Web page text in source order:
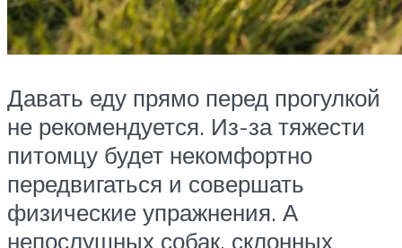
Давать еду прямо перед прогулкой
не рекомендуется. Из-за тяжести
питомцу будет некомфортно
передвигаться и совершать
физические упражнения. А
непослушных собак, склонных